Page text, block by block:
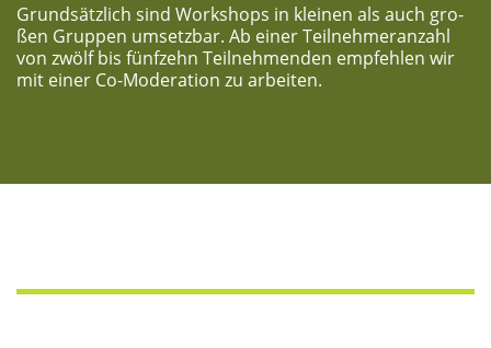
Grund­sätz­lich sind Work­shops in klei­nen als auch gro­
ßen Grup­pen umsetz­bar. Ab einer Teil­neh­mer­an­zahl
von zwölf bis fünf­zehn Teil­neh­men­den emp­feh­len wir
mit einer Co-Mode­ra­ti­on zu arbeiten.